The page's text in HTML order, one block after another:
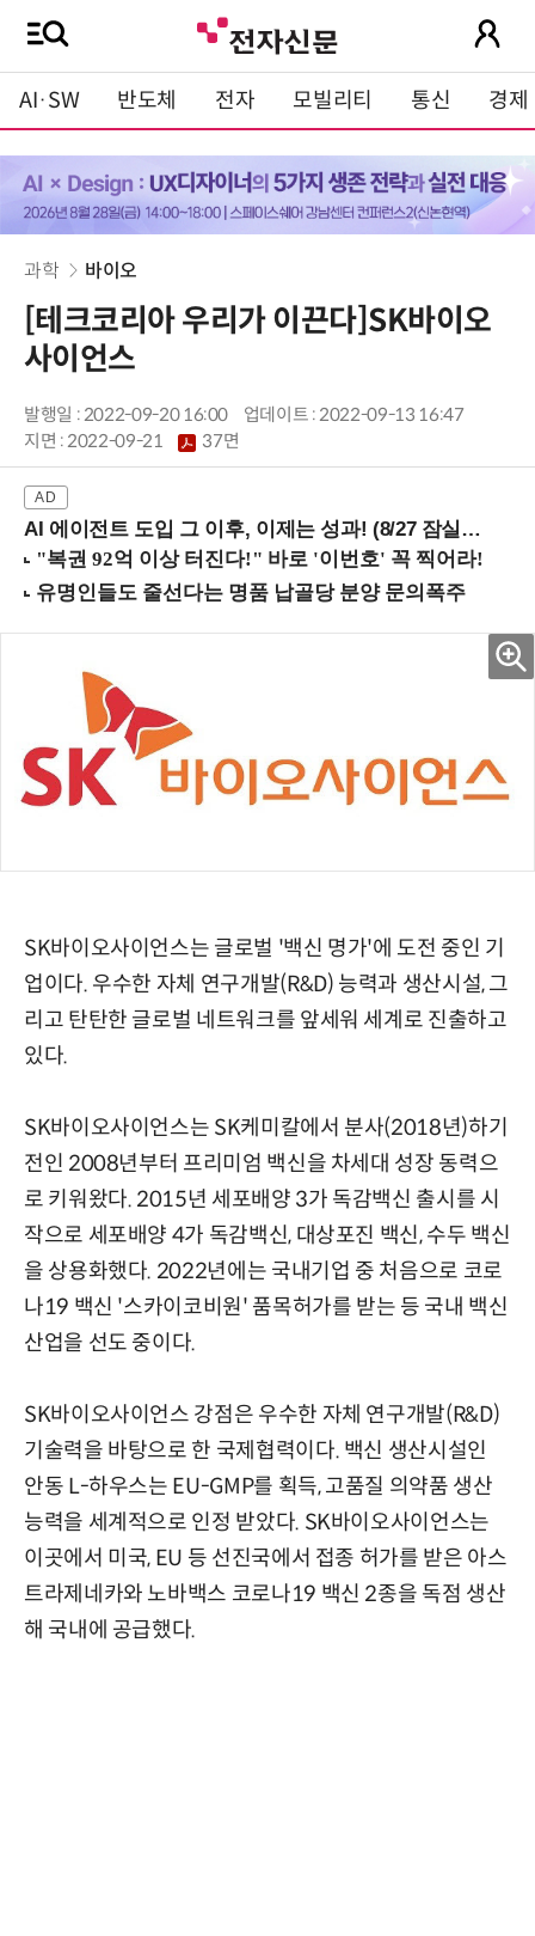
AI·SW 반도체 전자 모빌리티 통신 경제
과학 바이오
[테크코리아 우리가 이끈다]SK바이오
사이언스
발행일 : 2022-09-20 16:00
업데이트 : 2022-09-13 16:47
지면 :2022-09-21 37면
AI 에이전트 도입 그 이후, 이제는 성과! (8/27 잠실역)
SK바이오사이언스는 글로벌 '백신 명가'에 도전 중인 기
업이다. 우수한 자체 연구개발(R&D) 능력과 생산시설, 그
리고 탄탄한 글로벌 네트워크를 앞세워 세계로 진출하고
있다.
SK바이오사이언스는 SK케미칼에서 분사(2018년)하기
전인 2008년부터 프리미엄 백신을 차세대 성장 동력으
로 키워왔다. 2015년 세포배양 3가 독감백신 출시를 시
작으로 세포배양 4가 독감백신, 대상포진 백신, 수두 백신
을 상용화했다. 2022년에는 국내기업 중 처음으로 코로
나19 백신 '스카이코비원' 품목허가를 받는 등 국내 백신
산업을 선도 중이다.
SK바이오사이언스 강점은 우수한 자체 연구개발(R&D)
기술력을 바탕으로 한 국제협력이다. 백신 생산시설인
안동 L-하우스는 EU-GMP를 획득, 고품질 의약품 생산
능력을 세계적으로 인정 받았다. SK바이오사이언스는
이곳에서 미국, EU 등 선진국에서 접종 허가를 받은 아스
트라제네카와 노바백스 코로나19 백신 2종을 독점 생산
해 국내에 공급했다.